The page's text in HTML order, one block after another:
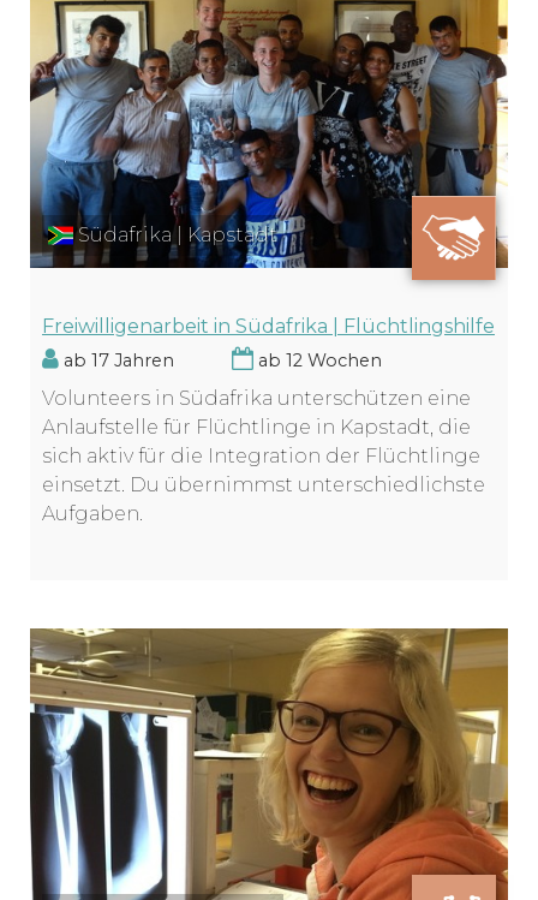
Südafrika | Kapstadt
Freiwilligenarbeit in Südafrika | Flüchtlingshilfe
ab 17 Jahren ab 12 Wochen
Volunteers in Südafrika unterschützen eine
Anlaufstelle für Flüchtlinge in Kapstadt, die
sich aktiv für die Integration der Flüchtlinge
einsetzt. Du übernimmst unterschiedlichste
Aufgaben.